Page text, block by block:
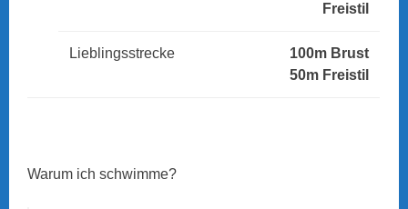
Freistil
Lieblingsstrecke
100m Brust
50m Freistil
Warum ich schwimme?